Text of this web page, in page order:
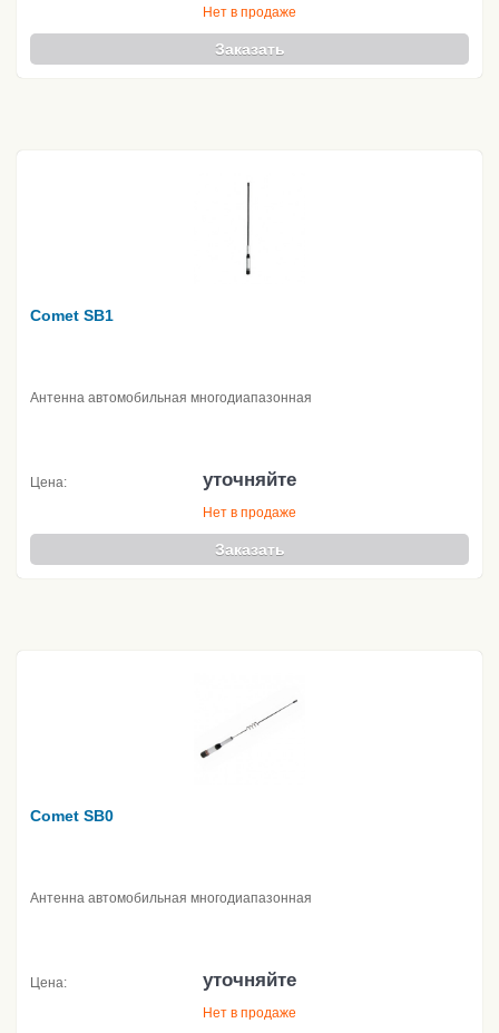
Нет в продаже
Заказать
Comet SB1
Антенна автомобильная многодиапазонная
Цена: уточняйте
Нет в продаже
Заказать
Comet SB0
Антенна автомобильная многодиапазонная
Цена: уточняйте
Нет в продаже